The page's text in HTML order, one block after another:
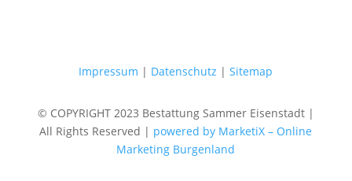
Impressum | Datenschutz |Sitemap
© COPYRIGHT 2023 Bestattung Sammer Eisenstadt |
All Rights Reserved | powered by MarketiX – Online
Marketing Burgenland